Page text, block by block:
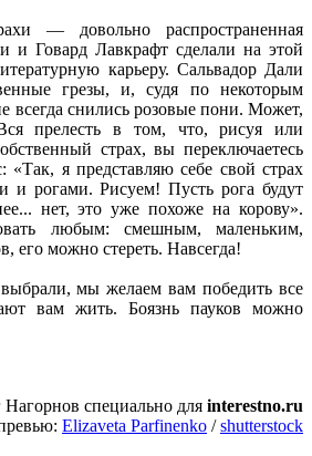
— довольно распространенная
и Говард Лавкрафт сделали на этой
карьеру. Сальвадор Дали
грезы, и, судя по некоторым
всегда снились розовые пони. Может,
прелесть в том, что, рисуя или
страх, вы переключаетесь
«Так, я представляю себе свой страх
и рогами. Рисуем! Пусть рога будут
нет, это уже похоже на корову».
любым: смешным, маленьким,
его можно стереть. Навсегда!
мы желаем вам победить все
вам жить. Боязнь пауков можно
Нагорнов специально для interestno.ru
Elizaveta Parfinenko /shutterstock